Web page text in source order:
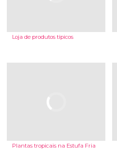
Loja de produtos típicos
Plantas tropicais na Estufa Fria